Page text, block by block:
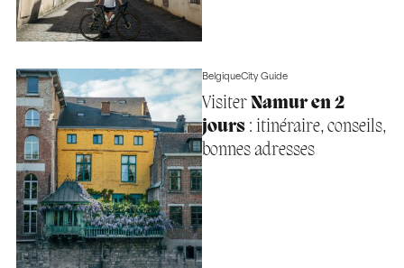
BelgiqueCity Guide
Visiter Namur en 2
jours: itinéraire, conseils,
bonnes adresses